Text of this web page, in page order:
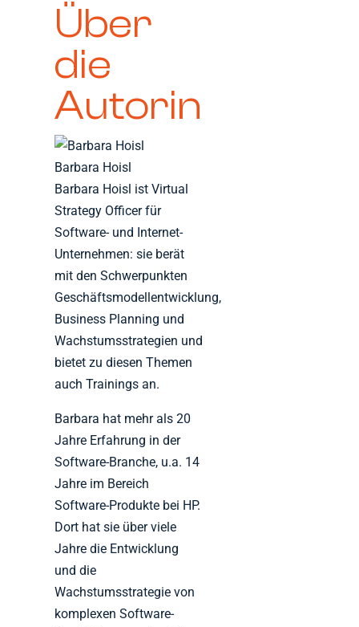
Über
die
Autorin
Barbara Hoisl
Barbara Hoisl ist Virtual
Strategy Officer für
Software- und Internet-
Unternehmen: sie berät
mit den Schwerpunkten
Geschäftsmodellentwicklung,
Business Planning und
Wachstumsstrategien und
bietet zu diesen Themen
auch Trainings an.
Barbara hat mehr als 20
Jahre Erfahrung in der
Software-Branche, u.a. 14
Jahre im Bereich
Software-Produkte bei HP.
Dort hat sie über viele
Jahre die Entwicklung
und die
Wachstumsstrategie von
komplexen Software-